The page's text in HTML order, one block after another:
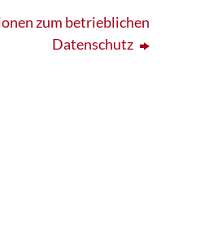
zum betrieblichen
Datenschutz